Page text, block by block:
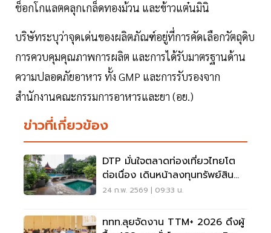
ช็อกโกแลตคลุกเกล็ดทองม้วน และข้าวแต๋นมินิ
บริษัทระบุว่าจุดเด่นของผลิตภัณฑ์อยู่ที่การคัดเลือกวัตถุดิบ
การควบคุมคุณภาพการผลิต และการได้รับมาตรฐานด้าน
ความปลอดภัยอาหาร ทั้ง GMP และการรับรองจาก
สำนักงานคณะกรรมการอาหารและยา (อย.)
ข่าวที่เกี่ยวข้อง
DTP มั่นใจตลาดท่องเที่ยวไทยโต
ต่อเนื่อง เดินหน้าลงทุนทรัพย์สิน
ศักยภาพสูง
24 ก.พ. 2569 | 09:33 น.
ททท.ลุยจัดงาน TTM+ 2026 ดึงผู้